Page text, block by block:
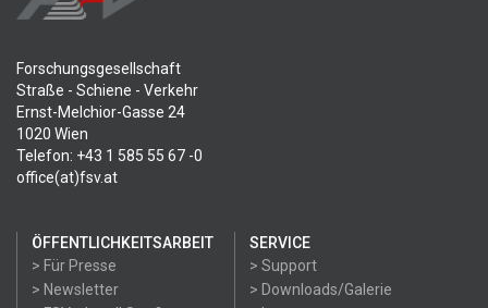
Forschungsgesellschaft
Straße - Schiene - Verkehr
Ernst-Melchior-Gasse 24
1020 Wien
Telefon: +43 1 585 55 67 -0
office(at)fsv.at
ÖFFENTLICHKEITSARBEIT
> Für Presse
> Newsletter
SERVICE
> Support
> Downloads/Galerie